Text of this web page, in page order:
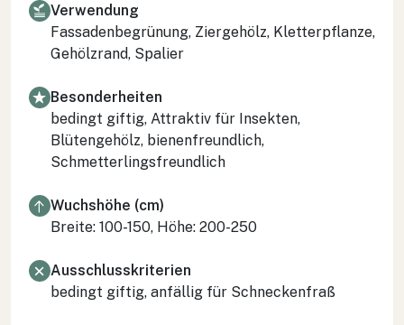
Verwendung
Fassadenbegrünung, Ziergehölz, Kletterpflanze,
Gehölzrand, Spalier
Besonderheiten
bedingt giftig, Attraktiv für Insekten,
Blütengehölz, bienenfreundlich,
Schmetterlingsfreundlich
Wuchshöhe (cm)
Breite: 100-150, Höhe: 200-250
Ausschlusskriterien
bedingt giftig, anfällig für Schneckenfraß